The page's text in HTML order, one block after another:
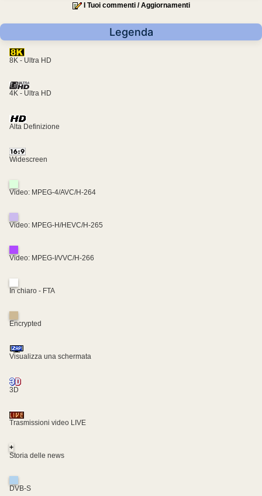
I Tuoi commenti / Aggiornamenti
Legenda
8K - Ultra HD
4K - Ultra HD
Alta Definizione
Widescreen
Video: MPEG-4/AVC/H-264
Video: MPEG-H/HEVC/H-265
Video: MPEG-I/VVC/H-266
In chiaro - FTA
Encrypted
Visualizza una schermata
3D
Trasmissioni video LIVE
+
Storia delle news
DVB-S